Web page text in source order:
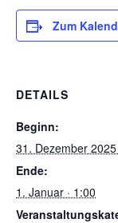
Zum
DETAILS
Beginn:
31. Dezember 2025
Ende:
1. Januar · 1:00